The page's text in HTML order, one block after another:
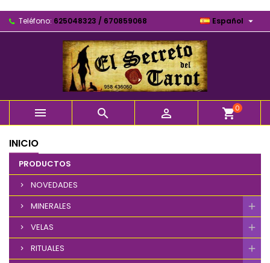
Teléfono: 625048323 / 670859068 Español 
   shopping_cart0
INICIO
PRODUCTOS
NOVEDADES
MINERALES
VELAS
RITUALES